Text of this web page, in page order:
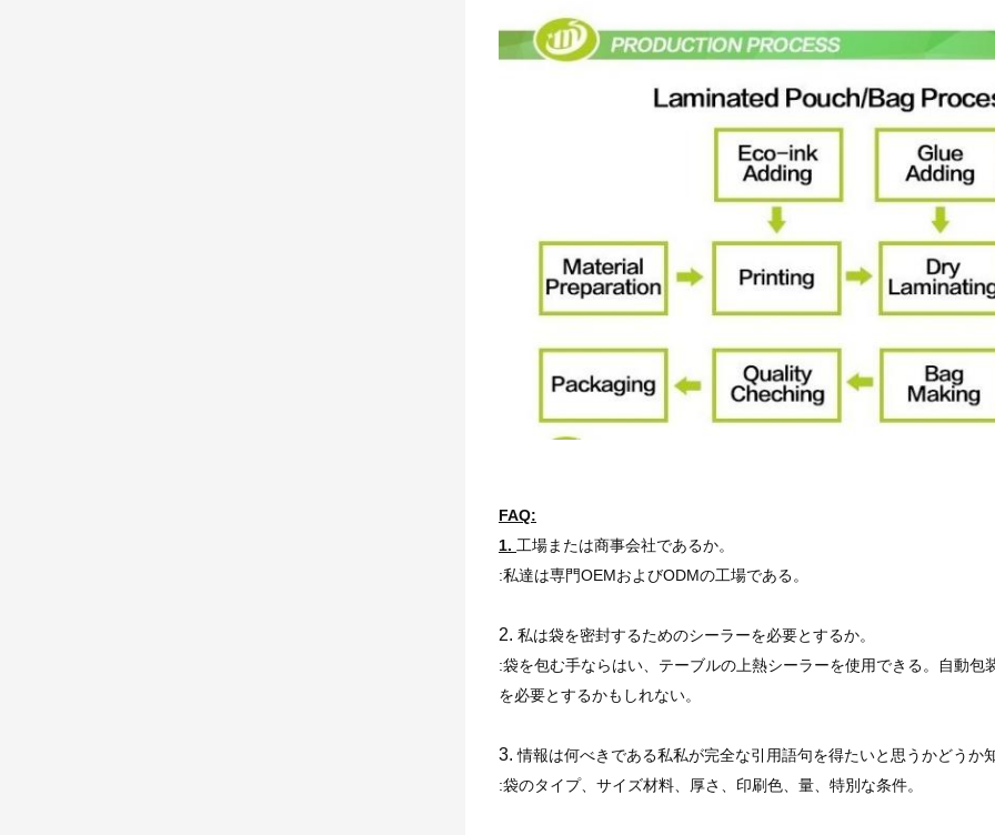
FAQ:
1. 工場または商事会社であるか。
:私達は専門OEMおよびODMの工場である。
2. 私は袋を密封するためのシーラーを必要とするか。
:袋を包む手ならはい、テーブルの上熱シーラーを使用できる。自動
を必要とするかもしれない。
3.情報は何べきである私私が完全な引用語句を得たいと思うかどうか
:袋のタイプ、サイズ材料、厚さ、印刷色、量、特別な条件。